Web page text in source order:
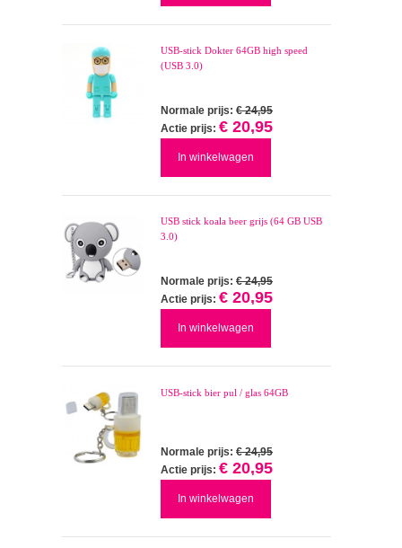
USB-stick Dokter 64GB high speed
(USB 3.0)
Normale prijs: € 24,95
Actie prijs: € 20,95
In winkelwagen
USB stick koala beer grijs (64 GB USB
3.0)
Normale prijs: € 24,95
Actie prijs: € 20,95
In winkelwagen
USB-stick bier pul / glas 64GB
Normale prijs: € 24,95
Actie prijs: € 20,95
In winkelwagen